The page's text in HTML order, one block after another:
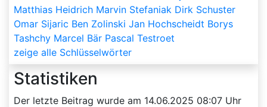
Matthias Heidrich Marvin Stefaniak Dirk Schuster
Omar Sijaric Ben Zolinski Jan Hochscheidt Borys
Tashchy Marcel Bär Pascal Testroet
zeige alle Schlüsselwörter
Statistiken
Der letzte Beitrag wurde am 14.06.2025 08:07 Uhr